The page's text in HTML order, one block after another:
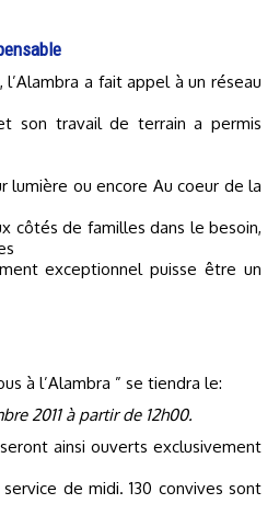
son travail de terrain a permis
lumière ou encore Au coeur de la
côtés de familles dans le besoin,
exceptionnel puisse être un
à l’Alambra ” se tiendra le:
2011 à partir de 12h00.
ainsi ouverts exclusivement
de midi. 130 convives sont